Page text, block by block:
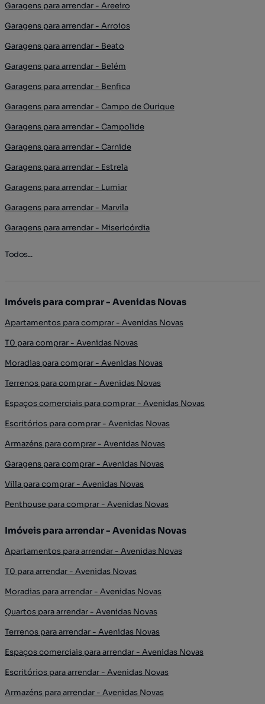
Garagens para arrendar - Areeiro
Garagens para arrendar - Arroios
Garagens para arrendar - Beato
Garagens para arrendar - Belém
Garagens para arrendar - Benfica
Garagens para arrendar - Campo de Ourique
Garagens para arrendar - Campolide
Garagens para arrendar - Carnide
Garagens para arrendar - Estrela
Garagens para arrendar - Lumiar
Garagens para arrendar - Marvila
Garagens para arrendar - Misericórdia
Todos...
Imóveis para comprar - Avenidas Novas
Apartamentos para comprar - Avenidas Novas
T0 para comprar - Avenidas Novas
Moradias para comprar - Avenidas Novas
Terrenos para comprar - Avenidas Novas
Espaços comerciais para comprar - Avenidas Novas
Escritórios para comprar - Avenidas Novas
Armazéns para comprar - Avenidas Novas
Garagens para comprar - Avenidas Novas
Villa para comprar - Avenidas Novas
Penthouse para comprar - Avenidas Novas
Imóveis para arrendar - Avenidas Novas
Apartamentos para arrendar - Avenidas Novas
T0 para arrendar - Avenidas Novas
Moradias para arrendar - Avenidas Novas
Quartos para arrendar - Avenidas Novas
Terrenos para arrendar - Avenidas Novas
Espaços comerciais para arrendar - Avenidas Novas
Escritórios para arrendar - Avenidas Novas
Armazéns para arrendar - Avenidas Novas